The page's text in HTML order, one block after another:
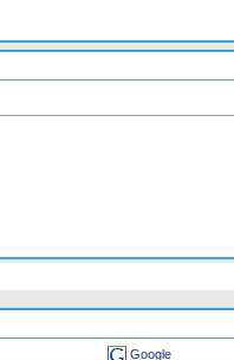
Google